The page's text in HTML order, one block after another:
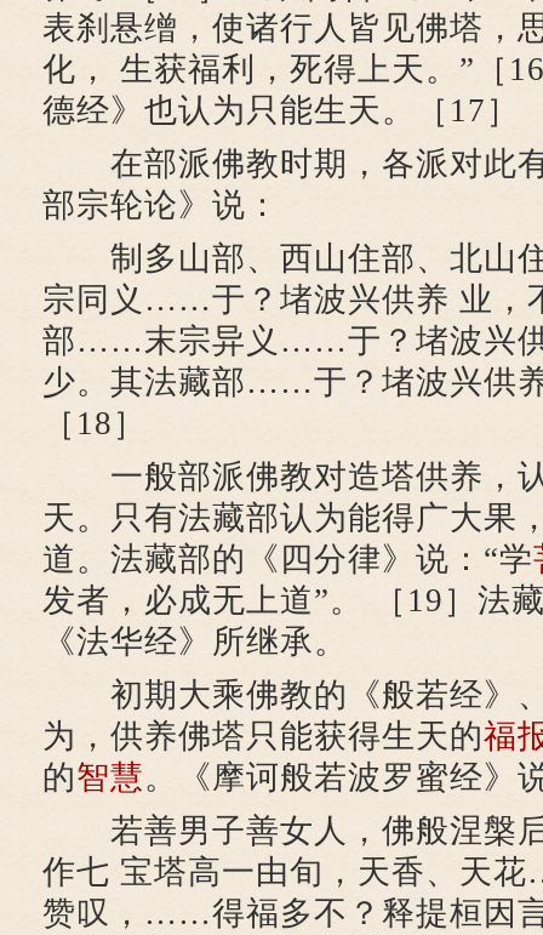
表刹悬缯，使诸行人皆见佛塔，
化， 生获福利，死得上天。”［
德经》也认为只能生天。［17］
在部派佛教时期，各派对此
部宗轮论》说：
制多山部、西山住部、北山
宗同义……于？堵波兴供养 业，
部……末宗异义……于？堵波兴
少。其法藏部……于？堵波兴供
［18］
一般部派佛教对造塔供养，
天。只有法藏部认为能得广大果
道。法藏部的《四分律》说：“学
发者，必成无上道”。 ［19］法
《法华经》所继承。
初期大乘佛教的《般若经》
为，供养佛塔只能获得生天的福
的智慧。《摩诃般若波罗蜜经》
若善男子善女人，佛般涅槃
作七 宝塔高一由旬，天香、天
赞叹，……得福多不？释提桓因